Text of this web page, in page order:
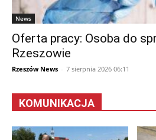
News
Oferta pracy: Osoba do
Rzeszowie
Rzeszów News - 7 sierpnia 2026 06:11
KOMUNIKACJA